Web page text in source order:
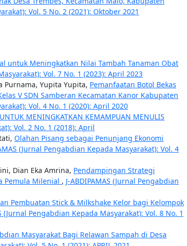
Vol. 5 No. 2 (2021): Oktober 2021
untuk Meningkatkan Nilai Tambah Tanaman Obat
Vol. 7 No. 1 (2023): April 2023
Purnama, Yupita Yupita, Pemanfaatan Botol Bekas
V SDN Samberan Kecamatan Kanor Kabupaten
Vol. 4 No. 1 (2020): April 2020
MENINGKATKAN KEMAMPUAN MENULIS
Vol. 2 No. 1 (2018): April
Olahan Pisang sebagai Penunjang Ekonomi
(Jurnal Pengabdian Kepada Masyarakat): Vol. 4
Dian Eka Amrina, Pendampingan Strategi
Pemula Milenial , J-ABDIPAMAS (Jurnal Pengabdian
Pembuatan Stick & Milkshake Kelor bagi Kelompok
(Jurnal Pengabdian Kepada Masyarakat): Vol. 8 No. 1
Masyarakat Bagi Relawan Sampah di Desa